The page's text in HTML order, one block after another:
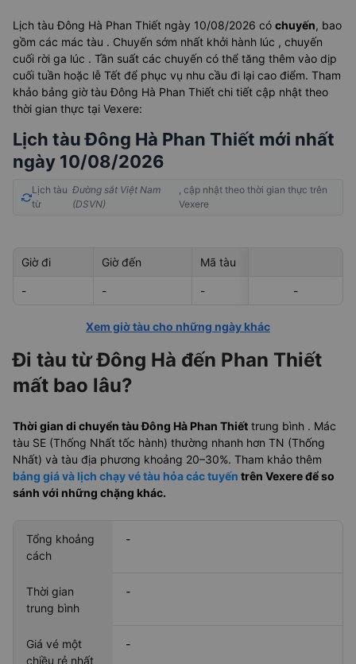
Lịch tàu Đông Hà Phan Thiết ngày 10/08/2026 có chuyến, bao
gồm các mác tàu . Chuyến sớm nhất khởi hành lúc , chuyến
cuối rời ga lúc . Tần suất các chuyến có thể tăng thêm vào dịp
cuối tuần hoặc lễ Tết để phục vụ nhu cầu đi lại cao điểm. Tham
khảo bảng giờ tàu Đông Hà Phan Thiết chi tiết cập nhật theo
thời gian thực tại Vexere:
Lịch tàu Đông Hà Phan Thiết mới nhất
ngày 10/08/2026
Lịch tàu
từ
Đường sắt Việt Nam
(DSVN)
, cập nhật theo thời gian thực trên
Vexere
Giờ đi Giờ đến Mã tàu
- - - --
-
Xem giờ tàu cho những ngày khác
Đi tàu từ Đông Hà đến Phan Thiết
mất bao lâu?
Thời gian di chuyển tàu Đông Hà Phan Thiết trung bình . Mác
tàu SE (Thống Nhất tốc hành) thường nhanh hơn TN (Thống
Nhất) và tàu địa phương khoảng 20–30%. Tham khảo thêm
bảng giá và lịch chạy vé tàu hỏa các tuyến trên Vexere để so
sánh với những chặng khác.
Tổng khoảng
cách
-
Thời gian
trung bình
-
Giá vé một
chiều rẻ nhất
-